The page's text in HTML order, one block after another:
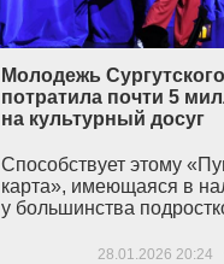
Молодежь
потратила почти 5
на культурный досуг
Способствует этому
карта», имеющаяся в
у большинства
28.01.2026 20:24